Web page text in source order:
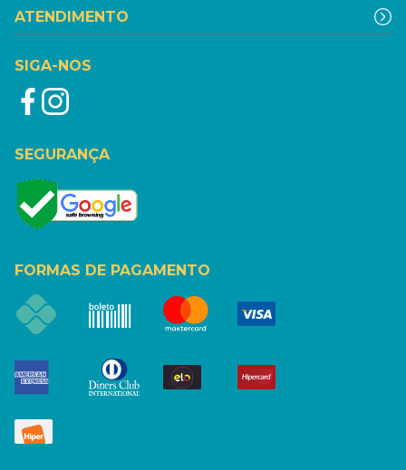
ATENDIMENTO
SIGA-NOS
SEGURANÇA
FORMAS DE PAGAMENTO